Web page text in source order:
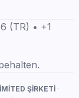
(TR) • +1
ŞİRKETİ·